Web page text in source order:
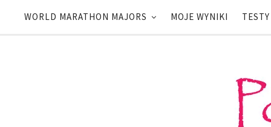
WORLD MARATHON MAJORS MOJE WYNIKI TESTY